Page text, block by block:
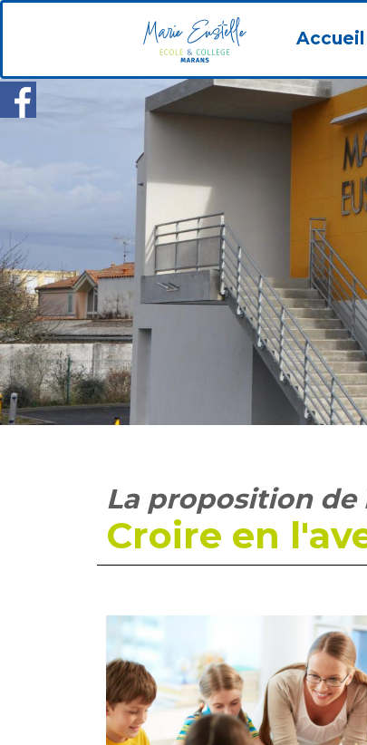
Accueil
La proposition de
Croire en